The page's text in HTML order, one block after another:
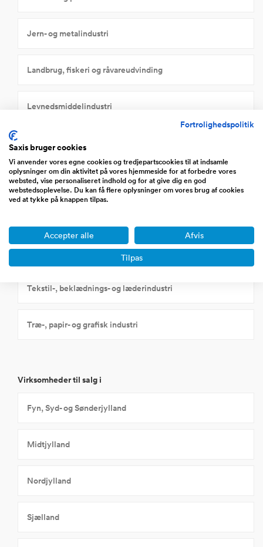
Jern- og metalindustri
Landbrug, fiskeri og råvareudvinding
Levnedsmiddelindustri
Maskinindustri
Mineralolie- og kemisk industri
Sten-, ler- og glasindustri
Tekstil-, beklædnings- og læderindustri
Træ-, papir- og grafisk industri
Virksomheder til salg i
Fyn, Syd- og Sønderjylland
Midtjylland
Nordjylland
Sjælland
Fortrolighedspolitik
Saxis bruger cookies
Vi anvender vores egne cookies og tredjepartscookies til at indsamle
oplysninger om din aktivitet på vores hjemmeside for at forbedre vores
websted, vise personaliseret indhold og for at give dig en god
webstedsoplevelse. Du kan få flere oplysninger om vores brug af cookies
ved at tykke på knappen tilpas.
Accepter alle Afvis
Tilpas